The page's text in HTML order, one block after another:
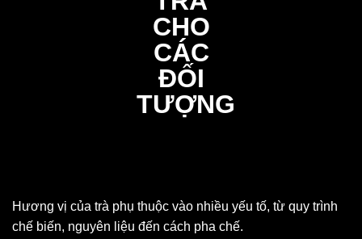
Hương vị của trà phụ thuộc vào nhiều yếu tố, từ quy trình
chế biến, nguyên liệu đến cách pha chế.